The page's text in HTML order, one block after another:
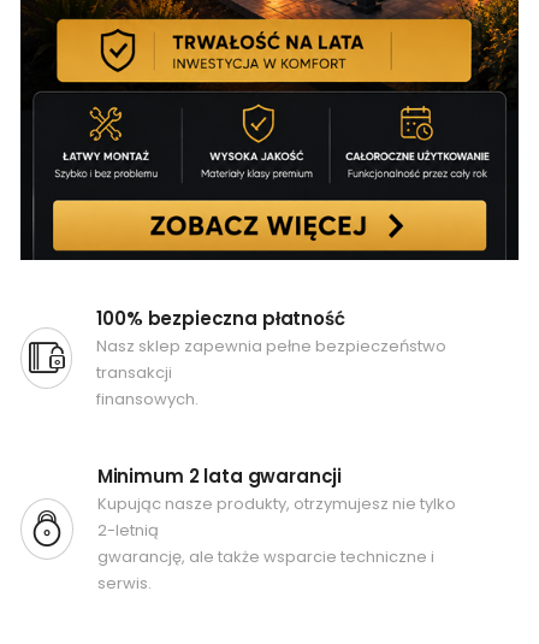
100% bezpieczna płatność
Nasz sklep zapewnia pełne bezpieczeństwo
transakcji
finansowych.
Minimum 2 lata gwarancji
Kupując nasze produkty, otrzymujesz nie tylko
2-letnią
gwarancję, ale także wsparcie techniczne i
serwis.